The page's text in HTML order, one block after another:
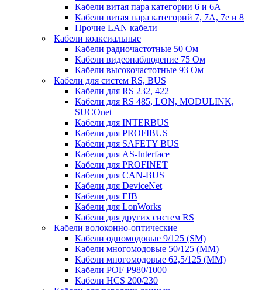
Кабели витая пара категории 6 и 6A
Кабели витая пара категорий 7, 7А, 7е и 8
Прочие LAN кабели
Кабели коаксиальные
Кабели радиочастотные 50 Ом
Кабели видеонаблюдение 75 Ом
Кабели высокочастотные 93 Ом
Кабели для систем RS, BUS
Кабели для RS 232, 422
Кабели для RS 485, LON, MODULINK,
SUCOnet
Кабели для INTERBUS
Кабели для PROFIBUS
Кабели для SAFETY BUS
Кабели для AS-Interface
Кабели для PROFINET
Кабели для CAN-BUS
Кабели для DeviceNet
Кабели для EIB
Кабели для LonWorks
Кабели для других систем RS
Кабели волоконно-оптические
Кабели одномодовые 9/125 (SM)
Кабели многомодовые 50/125 (ММ)
Кабели многомодовые 62,5/125 (ММ)
Кабели POF P980/1000
Кабели HCS 200/230